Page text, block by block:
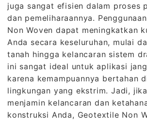
juga sangat efisien dalam proses
dan pemeliharaannya.
Non Woven dapat meningkatkan
Anda secara keseluruhan, mulai
tanah hingga kelancaran sistem
ini sangat ideal untuk aplikasi
karena kemampuannya bertahan
lingkungan yang ekstrim. Jadi,
menjamin kelancaran dan
konstruksi Anda, Geotextile Non